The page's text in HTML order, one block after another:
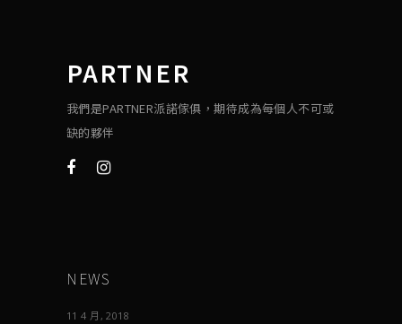
PARTNER
我們是PARTNER派諾傢俱，期待成為每個人不可或
缺的夥伴
NEWS
11 4 月, 2018